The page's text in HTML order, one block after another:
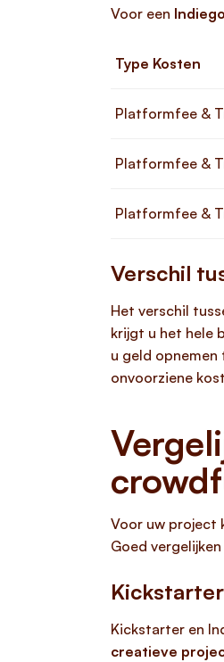
Voor een
Type Kosten
Platformfee &
Platformfee &
Platformfee &
Verschil
Het verschil
krijgt u het hele
u geld
onvoorziene
Voor uw project
Goed
Kickstarter en
creatieve